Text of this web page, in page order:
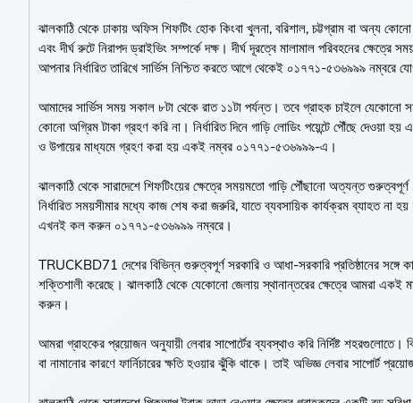
ঝালকাঠি থেকে ঢাকায় অফিস শিফটিং হোক কিংবা খুলনা, বরিশাল, চট্টগ্রাম বা অন্য
এবং দীর্ঘ রুটে নিরাপদ ড্রাইভিং সম্পর্কে দক্ষ। দীর্ঘ দূরত্বে মালামাল পরিবহনের
আপনার নির্ধারিত তারিখে সার্ভিস নিশ্চিত করতে আগে থেকেই ০১৭৭১-৫৩৬৯৯৯ নম্বরে
আমাদের সার্ভিস সময় সকাল ৮টা থেকে রাত ১১টা পর্যন্ত। তবে গ্রাহক চাইলে
কোনো অগ্রিম টাকা গ্রহণ করি না। নির্ধারিত দিনে গাড়ি লোডিং পয়েন্টে পৌঁছে দেওয়া
ও উপায়ের মাধ্যমে গ্রহণ করা হয় একই নম্বর ০১৭৭১-৫৩৬৯৯৯-এ।
ঝালকাঠি থেকে সারাদেশে শিফটিংয়ের ক্ষেত্রে সময়মতো গাড়ি পৌঁছানো অত্যন্ত
নির্ধারিত সময়সীমার মধ্যে কাজ শেষ করা জরুরি, যাতে ব্যবসায়িক কার্যক্রম ব্যাহত
এখনই কল করুন ০১৭৭১-৫৩৬৯৯৯ নম্বরে।
TRUCKBD71 দেশের বিভিন্ন গুরুত্বপূর্ণ সরকারি ও আধা-সরকারি প্রতিষ্ঠানের সঙ্গে
শক্তিশালী করেছে। ঝালকাঠি থেকে যেকোনো জেলায় স্থানান্তরের ক্ষেত্রে আমরা একই
করুন।
আমরা গ্রাহকের প্রয়োজন অনুযায়ী লেবার সাপোর্টের ব্যবস্থাও করি নির্দিষ্ট
বা নামানোর কারণে ফার্নিচারের ক্ষতি হওয়ার ঝুঁকি থাকে। তাই অভিজ্ঞ লেবার